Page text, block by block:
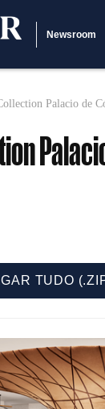
Newsroom
Palacio de
TUDO